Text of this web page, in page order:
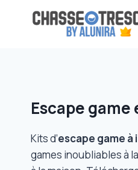
Escape
Kits d’escape game à
games inoubliables à